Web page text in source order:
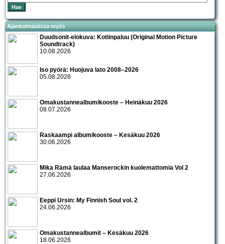
Ajankohtaisissa myös
Duudsonit-elokuva: Kotiinpaluu (Original Motion Picture
Soundtrack)
10.08.2026
Iso pyörä: Huojuva lato 2008–2026
05.08.2026
Omakustannealbumikooste – Heinäkuu 2026
08.07.2026
Raskaampi albumikooste – Kesäkuu 2026
30.06.2026
Mika Rämä laulaa Manserockin kuolemattomia Vol 2
27.06.2026
Eeppi Ursin: My Finnish Soul vol. 2
24.06.2026
Omakustannealbumit – Kesäkuu 2026
18.06.2026